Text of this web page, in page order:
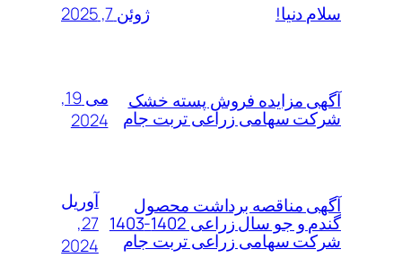
سلام دنیا! ژوئن 7, 2025
آگهی مزایده فروش پسته خشک
شرکت سهامی زراعی تربت جام
می 19,
2024
آگهی مناقصه برداشت محصول
گندم و جو سال زراعی 1402-1403
شرکت سهامی زراعی تربت جام
آوریل
27,
2024